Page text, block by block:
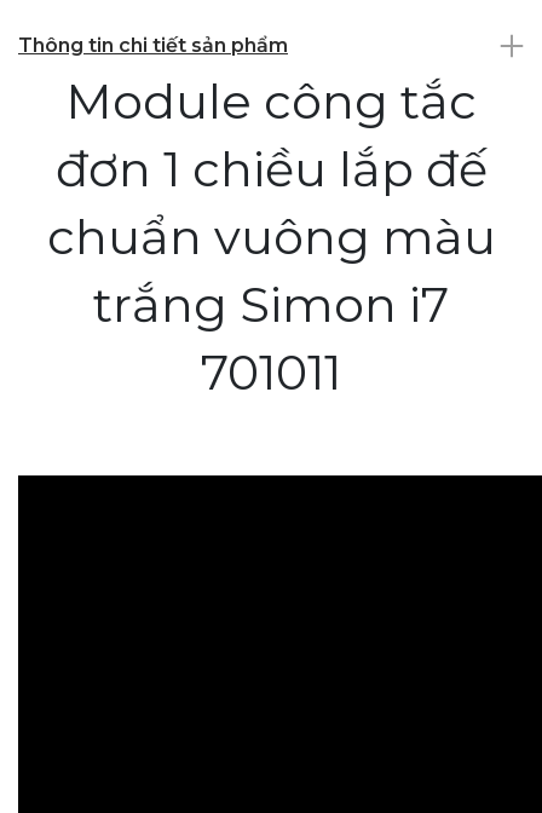
Thông tin chi tiết sản phẩm
Module công tắc
đơn 1 chiều lắp đế
chuẩn vuông màu
trắng Simon i7
701011